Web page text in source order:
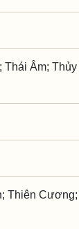
Âm;
Thiên